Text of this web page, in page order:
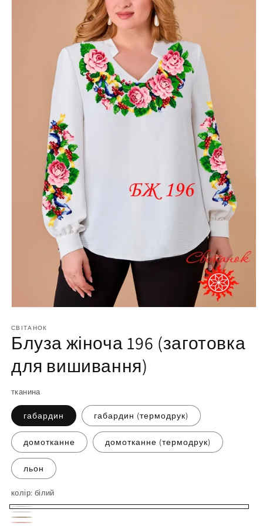
1
у
модальному
СВІТАНОК
Блуза жіноча 196 (заготовка
для вишивання)
тканина
габардин габардин (термодрук)
домотканне домотканне (термодрук)
льон
колір: білий
білий
молочний